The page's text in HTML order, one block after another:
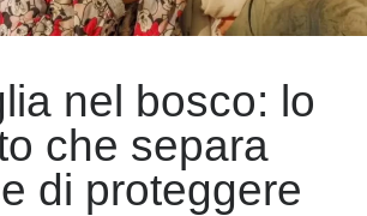
nel bosco: lo
che separa
di proteggere